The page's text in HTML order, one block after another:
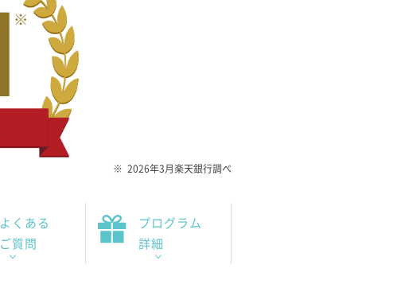
2026年3月楽天銀行調べ
よくある
ご質問
プログラム
詳細